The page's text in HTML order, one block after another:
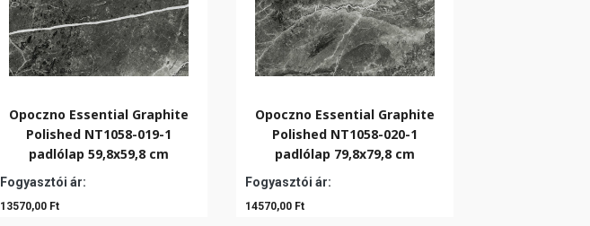
Opoczno Essential Graphite
Polished NT1058-019-1
padlólap 59,8x59,8 cm
Fogyasztói ár:
13570,00 Ft
Opoczno Essential Graphite
Polished NT1058-020-1
padlólap 79,8x79,8 cm
Fogyasztói ár:
14570,00 Ft